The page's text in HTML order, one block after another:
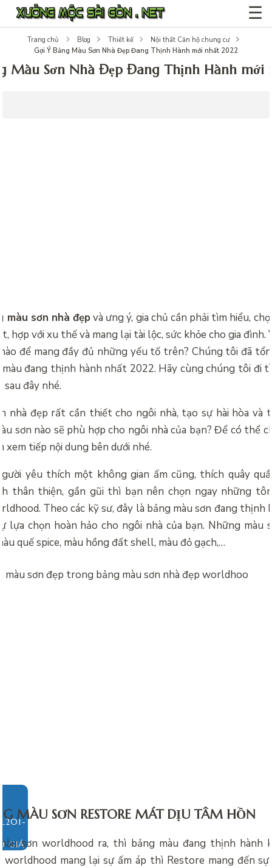
☰
Trang chủ Blog Thiết kế
Nội thất Căn hộ chung cư
Gợi Ý Bảng Màu Sơn Nhà Đẹp Đang Thịnh Hành mới nhất 2022
Màu Sơn Nhà Đẹp Đang Thịnh Hành mới
màu sơn nhà đẹpvà ưng ý, gia chủ cần phải tìm hiểu,
hợp với xu thế và mang lại tài lộc, sức khỏe cho gia đình.
để mang đầy đủ những yếu tố trên? Chúng tôi đã
đang thịnh hành nhất 2022. Hãy cùng chúng tôi đi
sau đây nhé.
nhà đẹp rất cần thiết cho ngôi nhà, tạo sự hài hòa và
sơn nào sẽ phù hợp cho ngôi nhà của bạn? Để có thể
xem tiếp nội dung bên dưới nhé.
yêu thích một không gian ấm cũng, thích quây
thân thiện, gần gũi thì bạn nên chọn ngay những
Theo các kỹ sư, đây là bảng màu sơn đang thịnh
lựa chọn hoàn hảo cho ngôi nhà của bạn. Những màu
quế spice, màu hồng đất shell, màu đỏ gạch,…
GIÁ
MÀU SƠN RESTORE MÁT DỊU TÂM HỒN
sơn worldhood ra, thì bảng màu đang thịnh hành
worldhood mang lại sự ấm áp thì Restore mang đến